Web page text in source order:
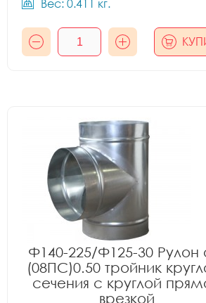
Вес: 0.411 кг.
Ф140-225/Ф125-30 Рулон
(08ПС)0.50 тройник
сечения с круглой
врезкой